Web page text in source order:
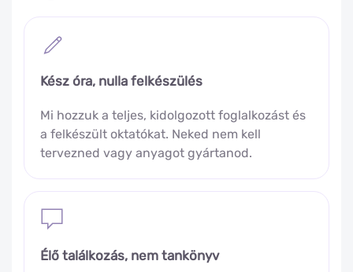
Kész óra, nulla felkészülés
Mi hozzuk a teljes, kidolgozott foglalkozást és
a felkészült oktatókat. Neked nem kell
tervezned vagy anyagot gyártanod.
Élő találkozás, nem tankönyv